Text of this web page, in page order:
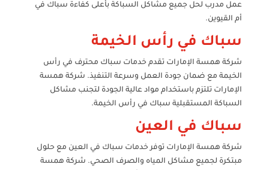
عمل مدرب لحل جميع مشاكل السباكة بأعلى كفاءة سباك في
أم القيوين.
سباك في رأس الخيمة
شركة همسة الإمارات تقدم خدمات سباك محترف في رأس
الخيمة مع ضمان جودة العمل وسرعة التنفيذ. شركة همسة
الإمارات تلتزم باستخدام مواد عالية الجودة لتجنب مشاكل
السباكة المستقبلية سباك في رأس الخيمة.
سباك في العين
شركة همسة الإمارات توفر خدمات سباك في العين مع حلول
مبتكرة لجميع مشاكل المياه والصرف الصحي. شركة همسة